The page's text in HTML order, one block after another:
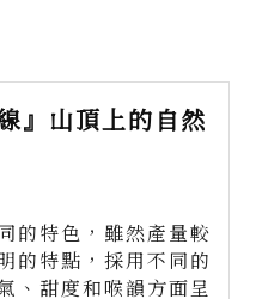
』山頂上的自然
的特色，雖然產量較
的特點，採用不同的
、甜度和喉韻方面呈